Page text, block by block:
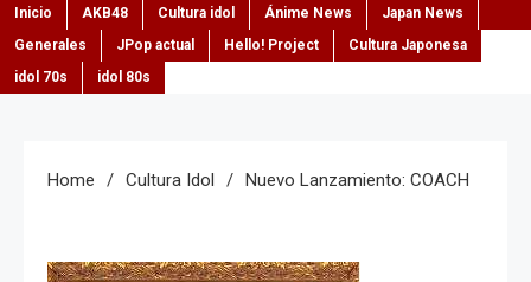
Inicio AKB48 Cultura idol Ánime News
Japan News
Generales
JPop actual Hello! Project
Cultura Japonesa
idol 70s
idol 80s
Home Cultura Idol Nuevo Lanzamiento: COACH